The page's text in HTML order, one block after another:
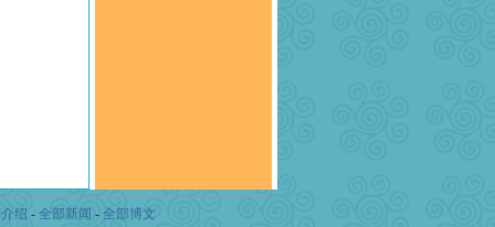
绍 - 全部新闻 - 全部博文